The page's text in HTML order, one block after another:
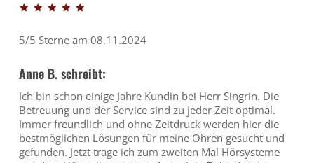
5/5 Sterne am 08.11.2024
Anne B. schreibt:
Ich bin schon einige Jahre Kundin bei Herr Singrin. Die
Betreuung und der Service sind zu jeder Zeit optimal.
Immer freundlich und ohne Zeitdruck werden hier die
bestmöglichen Lösungen für meine Ohren gesucht und
gefunden. Jetzt trage ich zum zweiten Mal Hörsysteme